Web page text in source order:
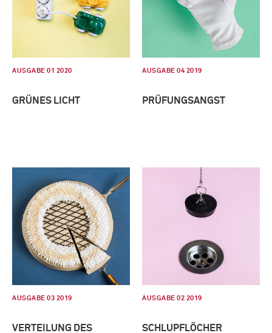
AUSGABE 01 2020
GRÜNES LICHT
AUSGABE 04 2019
PRÜFUNGSANGST
AUSGABE 03 2019
VERTEILUNG DES
AUSGABE 02 2019
SCHLUPFLÖCHER